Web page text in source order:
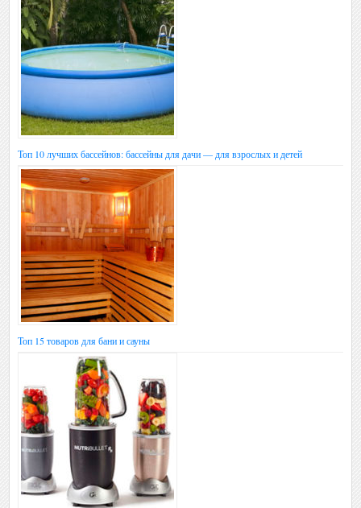
Топ 10 лучших бассейнов: бассейны для дачи — для взрослых и детей
Топ 15 товаров для бани и сауны